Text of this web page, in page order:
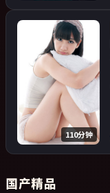
110分钟
国产精品